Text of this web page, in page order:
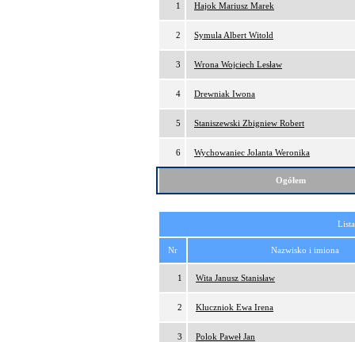
1 Hajok Mariusz Marek
2 Symula Albert Witold
3 Wrona Wojciech Lesław
4 Drewniak Iwona
5 Staniszewski Zbigniew Robert
6 Wychowaniec Jolanta Weronika
Ogółem
Nr Nazwisko i imiona
1 Wita Janusz Stanisław
2 Kluczniok Ewa Irena
3 Polok Paweł Jan